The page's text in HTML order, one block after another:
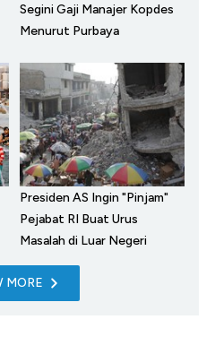
Segini Gaji Manajer Kopdes
Menurut Purbaya
Presiden AS Ingin "Pinjam"
Pejabat RI Buat Urus
Masalah di Luar Negeri
MORE